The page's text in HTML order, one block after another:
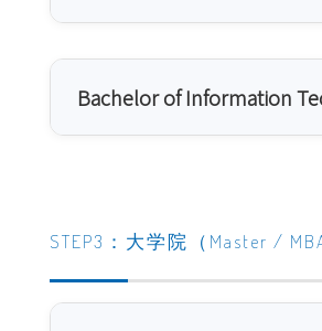
Bachelor of Information
STEP3：大学院（Master /